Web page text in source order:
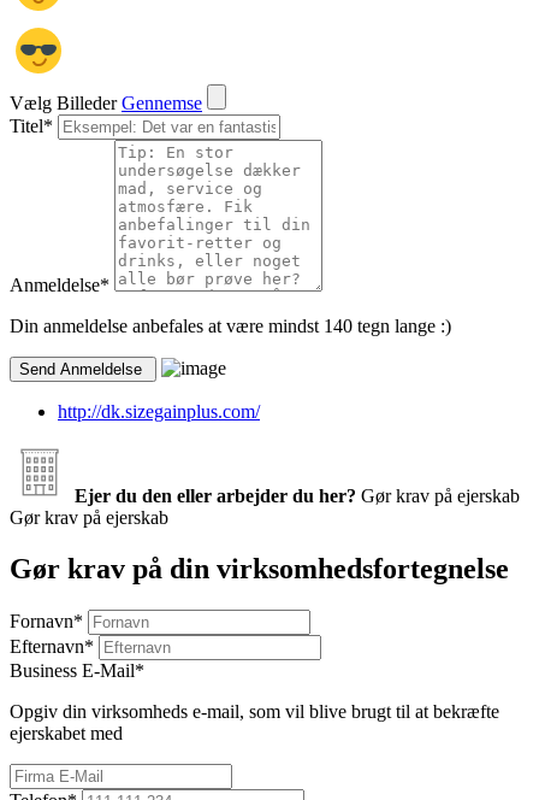
Vælg Billeder Gennemse
Titel*
Anmeldelse*
Din anmeldelse anbefales at være mindst 140 tegn lange :)
http://dk.sizegainplus.com/
Ejer du den eller arbejder du her? Gør krav på ejerskab
Gør krav på ejerskab
Gør krav på din virksomhedsfortegnelse
Fornavn*
Efternavn*
Business E-Mail*
Opgiv din virksomheds e-mail, som vil blive brugt til at bekræfte
ejerskabet med